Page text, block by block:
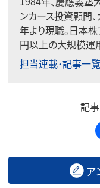
ンカース投資顧問
年より現職。日本
円以上の大規模運
担当連載･記事一
記
ア